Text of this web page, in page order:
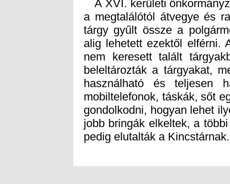
A XVI. kerületi
a megtalálótól átvegye és
tárgy gyűlt össze a
alig lehetett ezektől
nem keresett talált
beleltározták a tárgyakat,
használható és teljesen
mobiltelefonok, táskák, sőt
gondolkodni, hogyan lehet
jobb bringák elkeltek, a
pedig elutalták a Kincstárnak.